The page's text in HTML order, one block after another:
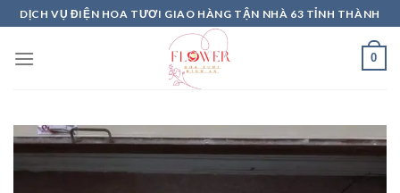
Skip
to
content
DỊCH VỤ ĐIỆN HOA TƯƠI GIAO HÀNG TẬN NHÀ 63 TỈNH THÀNH
0